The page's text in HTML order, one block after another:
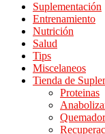
Suplementación
Entrenamiento
Nutrición
Salud
Tips
Miscelaneos
Tienda de
Proteinas